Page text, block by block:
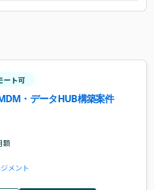
ート可
・データHUB構築案件
額
メント